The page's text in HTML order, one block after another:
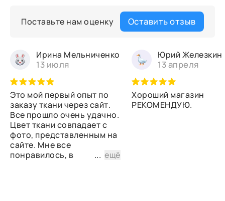
Поставьте нам оценку Оставить отзыв
Ирина Мельниченко
13 июля
Это мой первый опыт по
заказу ткани через сайт.
Все прошло очень удачно.
Цвет ткани совпадает с
фото, представленным на
сайте. Мне все
понравилось, в
...ещё
Юрий Железкин
13 апреля
Хороший магазин
РЕКОМЕНДУЮ.